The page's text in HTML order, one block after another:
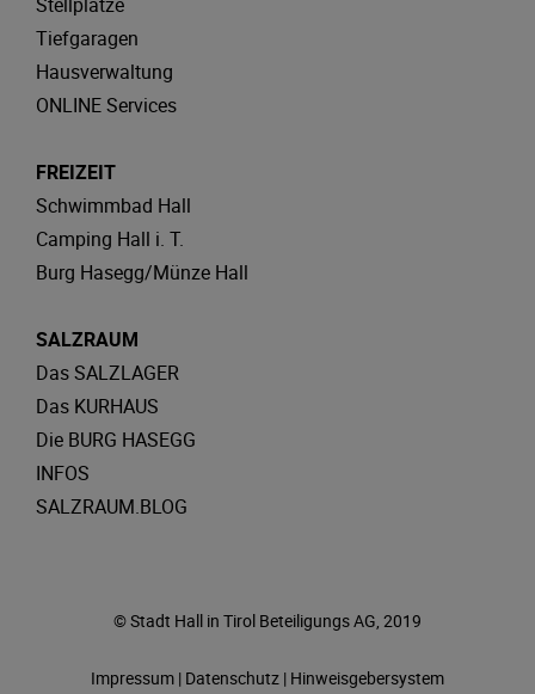
Tiefgaragen
Hausverwaltung
ONLINE Services
FREIZEIT
Schwimmbad Hall
Camping Hall i. T.
Burg Hasegg/Münze Hall
SALZRAUM
Das SALZLAGER
Das KURHAUS
Die BURG HASEGG
INFOS
SALZRAUM.BLOG
© Stadt Hall in Tirol Beteiligungs AG, 2019
Impressum | Datenschutz | Hinweisgebersystem